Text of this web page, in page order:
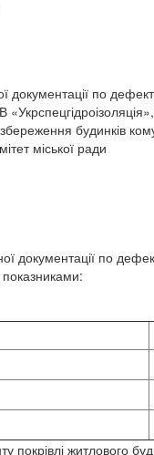
документації по
будинків
міської ради
документації по
показниками:
покрівлі житлового